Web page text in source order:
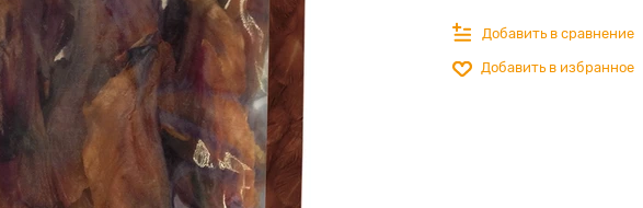
Добавить в сравнение
Добавить в избранное